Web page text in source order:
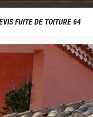
FUITE DE TOITURE 64